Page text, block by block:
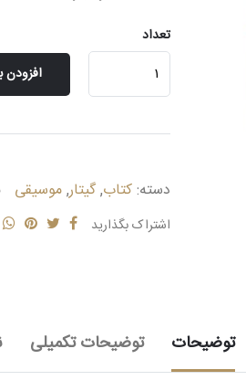
تعداد
درس
هایی
آواز
عدد
افزودن
دسته:کتاب,گیتار,موسیقی
اشتراک بگذارید
توضیحات توضیحات تکمیلی